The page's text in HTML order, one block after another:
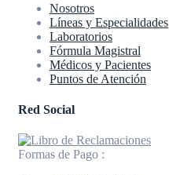
Nosotros
Líneas y Especialidades
Laboratorios
Fórmula Magistral
Médicos y Pacientes
Puntos de Atención
Red Social
Formas de Pago :